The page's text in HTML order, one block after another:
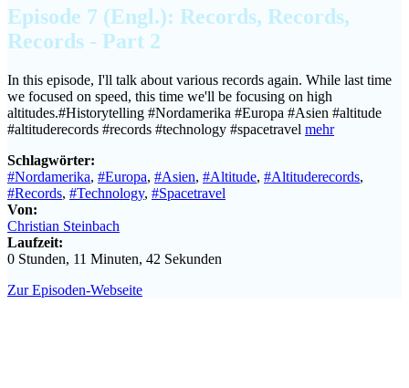
Episode 7 (Engl.): Records, Records,
Records - Part 2
In this episode, I'll talk about various records again. While last time
we focused on speed, this time we'll be focusing on high
altitudes.#Historytelling #Nordamerika #Europa #Asien #altitude
#altituderecords #records #technology #spacetravel mehr
Schlagwörter:
#Nordamerika, #Europa, #Asien, #Altitude, #Altituderecords,
#Records, #Technology, #Spacetravel
Von:
Christian Steinbach
Laufzeit:
0 Stunden, 11 Minuten, 42 Sekunden
Zur Episoden-Webseite